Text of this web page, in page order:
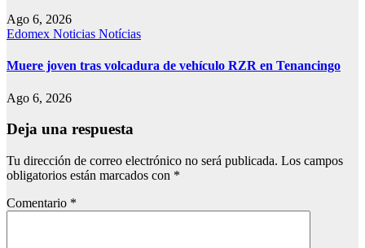
Ago 6, 2026
Edomex Noticias Notícias
Muere joven tras volcadura de vehículo RZR en Tenancingo
Ago 6, 2026
Deja una respuesta
Tu dirección de correo electrónico no será publicada. Los campos
obligatorios están marcados con *
Comentario *